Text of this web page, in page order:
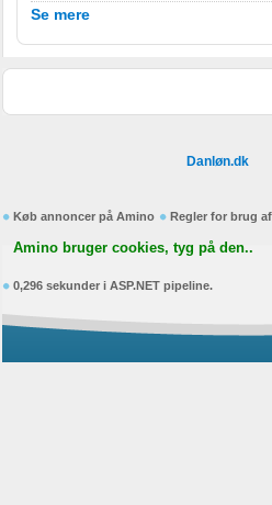
Se mere
Danløn.dk
Køb annoncer på Amino Regler for brug
Amino bruger cookies, tyg på den..
0,296 sekunder i ASP.NET pipeline.